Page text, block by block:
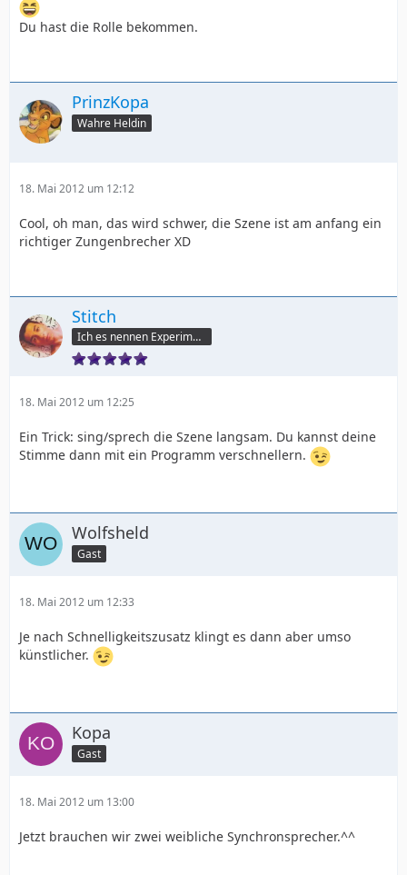
Du hast die Rolle bekommen.
PrinzKopa
Wahre Heldin
18. Mai 2012 um 12:12
Cool, oh man, das wird schwer, die Szene ist am anfang ein
richtiger Zungenbrecher XD
Stitch
Ich es nennen Experiment 6-2-6
18. Mai 2012 um 12:25
Ein Trick: sing/sprech die Szene langsam. Du kannst deine
Stimme dann mit ein Programm verschnellern.
Wolfsheld
Gast
18. Mai 2012 um 12:33
Je nach Schnelligkeitszusatz klingt es dann aber umso
künstlicher.
Kopa
Gast
18. Mai 2012 um 13:00
Jetzt brauchen wir zwei weibliche Synchronsprecher.^^